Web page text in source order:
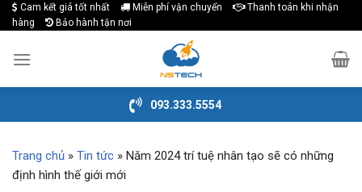
Skip
to
content
Cam kết giá tốt nhất Miễn phí vận chuyển
Thanh toán khi nhận
hàng
Bảo hành tận nơi
093.333.5554
Trang chủ » Tin tức » Năm 2024 trí tuệ nhân tạo sẽ có những
định hình thế giới mới